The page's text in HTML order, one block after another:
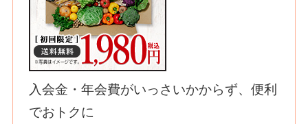
入会金・年会費がいっさいかからず、便利
でおトクに